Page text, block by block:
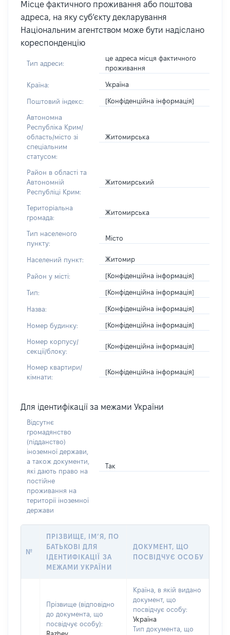
Місце фактичного проживання або поштова
адреса, на яку суб’єкту декларування
Національним агентством може бути надіслано
кореспонденцію
Тип адреси:
це адреса місця фактичного
проживання
Країна: Україна
Поштовий індекс: [Конфіденційна інформація]
Автономна
Республіка Крим/
область/місто зі
спеціальним
статусом:
Житомирська
Район в області та
Автономній
Республіці Крим:
Житомирський
Територіальна
громада:
Житомирська
Тип населеного
пункту:
Місто
Населений пункт: Житомир
Район у місті: [Конфіденційна інформація]
Тип: [Конфіденційна інформація]
Назва: [Конфіденційна інформація]
Номер будинку: [Конфіденційна інформація]
Номер корпусу/
секції/блоку:
[Конфіденційна інформація]
Номер квартири/
кімнати:
[Конфіденційна інформація]
Для ідентифікації за межами України
Відсутнє
громадянство
(підданство)
іноземної держави,
а також документи,
які дають право на
постійне
проживання на
території іноземної
держави
Так
№
ПРІЗВИЩЕ, ІМ’Я, ПО
БАТЬКОВІ ДЛЯ
ІДЕНТИФІКАЦІЇ ЗА
МЕЖАМИ УКРАЇНИ
ДОКУМЕНТ, ЩО
ПОСВІДЧУЄ ОСОБУ
Прізвище (відповідно
до документа, що
посвідчує особу):
Razhev
Країна, в якій видано
документ, що
посвідчує особу:
Україна
Тип документа, що